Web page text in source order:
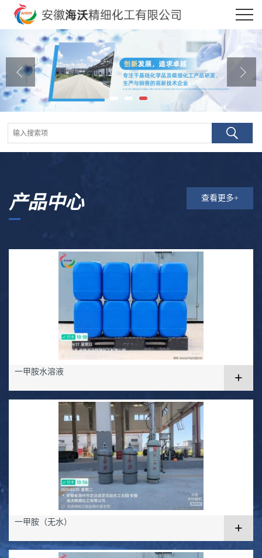
公司首页
公司介绍
公司动态
产品展厅
在线留言
产品中心 查看更多+
一甲胺水溶液 +
一甲胺（无水） +